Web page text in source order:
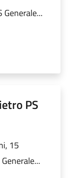
Generale...
PS
15